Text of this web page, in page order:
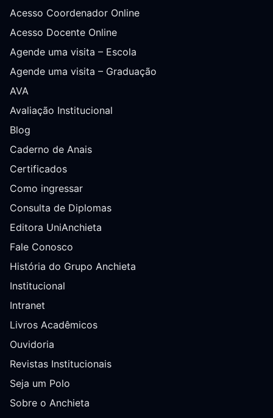
Acesso Coordenador Online
Acesso Docente Online
Agende uma visita – Escola
Agende uma visita – Graduação
AVA
Avaliação Institucional
Blog
Caderno de Anais
Certificados
Como ingressar
Consulta de Diplomas
Editora UniAnchieta
Fale Conosco
História do Grupo Anchieta
Institucional
Intranet
Livros Acadêmicos
Ouvidoria
Revistas Institucionais
Seja um Polo
Sobre o Anchieta